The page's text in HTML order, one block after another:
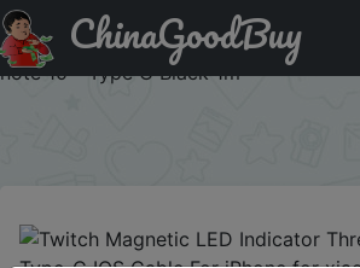
Придбати по акціи Twitch Magnetic
In One Type-B Type-C IOS Cable For
note 10 - Type C Black 1m
ChinaGoodBuy